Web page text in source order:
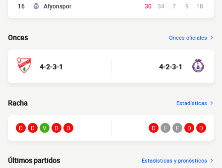
16
Afyonspor 30 34 7 9 18
Onces Onces oficiales
4-2-3-1 4-2-3-1
Racha Estadísticas
D D V D D D E E D D
Últimos partidos Estadísticas y pronósticos